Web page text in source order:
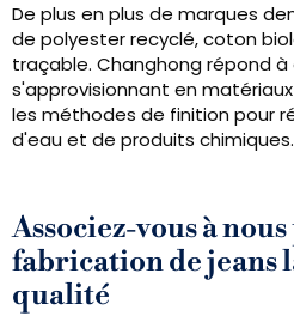
De plus en plus de marques
de polyester recyclé, coton
traçable. Changhong répond à
s'approvisionnant en
les méthodes de finition pour
d'eau et de produits
Associez-vous à
fabrication de jeans
qualité